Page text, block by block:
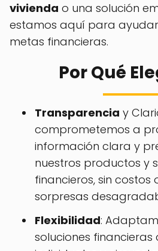
vivienda o una solución
estamos aquí para
metas financieras.
Por Qué
Transparencia y
comprometemos a
información clara y
nuestros productos y
financieros, sin costos
sorpresas
Flexibilidad:
soluciones